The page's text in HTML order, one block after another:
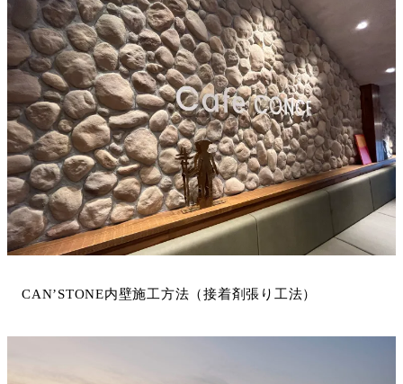
CAN’STONE内壁施工方法（接着剤張り工法）